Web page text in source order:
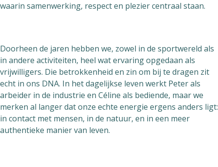
waarin samenwerking, respect en plezier centraal staan.
Doorheen de jaren hebben we, zowel in de sportwereld als
in andere activiteiten, heel wat ervaring opgedaan als
vrijwilligers. Die betrokkenheid en zin om bij te dragen zit
echt in ons DNA. In het dagelijkse leven werkt Peter als
arbeider in de industrie en Céline als bediende, maar we
merken al langer dat onze echte energie ergens anders ligt:
in contact met mensen, in de natuur, en in een meer
authentieke manier van leven.